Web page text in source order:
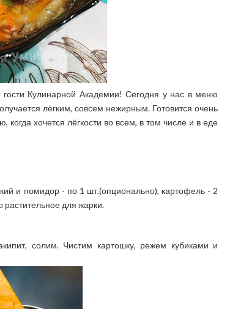
Кулинарной Академии! Сегодня у нас в меню
лёгким, совсем нежирным. Готовится очень
хочется лёгкости во всем, в том числе и в еде
и помидор - по 1 шт.(опционально), картофель - 2
растительное для жарки.
солим. Чистим картошку, режем кубиками и